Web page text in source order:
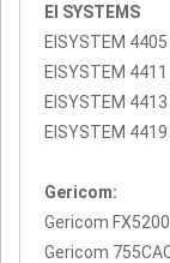
EI SYSTEMS
EISYSTEM
EISYSTEM
EISYSTEM
EISYSTEM
Gericom:
Gericom
Gericom